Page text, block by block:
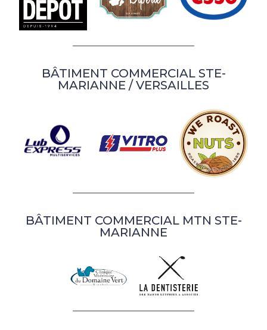
BÂTIMENT COMMERCIAL STE-
MARIANNE / VERSAILLES
BÂTIMENT COMMERCIAL MTN STE-
MARIANNE